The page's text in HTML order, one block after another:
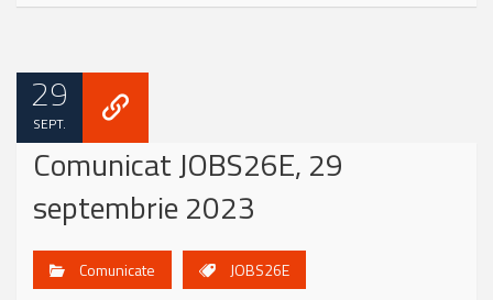
29
SEPT.
Comunicat JOBS26E, 29
septembrie 2023
Comunicate JOBS26E